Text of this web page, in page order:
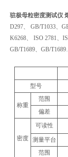
驻极母粒密度测试仪
D297、 GB/T1033、
K6268、 ISO 2781、
GB/T1689、GB/
型号
称重
范围
偏差
密度
可读性
测量平台
范围